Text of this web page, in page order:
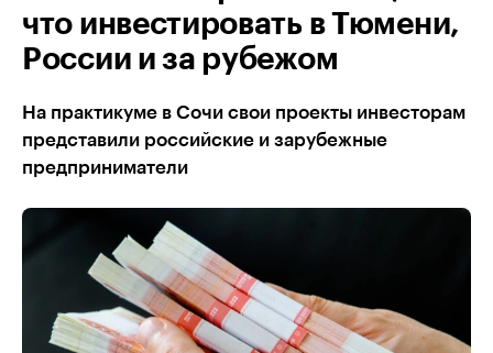
что инвестировать в Тюмени,
России и за рубежом
На практикуме в Сочи свои проекты инвесторам
представили российские и зарубежные
предприниматели